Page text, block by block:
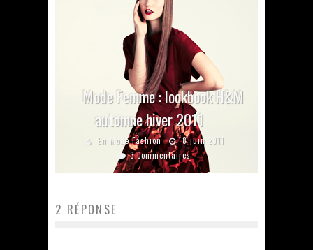
Mode Femme : lookbook H&M
automne hiver 2011
En Mode Fashion
8 juin 2011
3 Commentaires
2 RÉPONSE